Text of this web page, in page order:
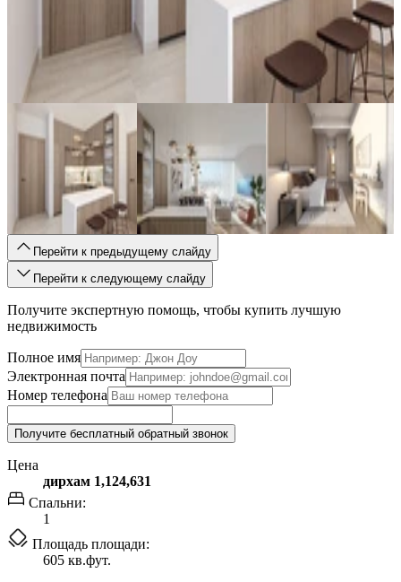
Перейти к предыдущему слайду
Перейти к следующему слайду
Получите экспертную помощь, чтобы купить лучшую
недвижимость
Полное имя
Электронная почта
Номер телефона
Получите бесплатный обратный звонок
Цена
дирхам 1,124,631
Спальни:
1
Площадь площади:
605 кв.фут.